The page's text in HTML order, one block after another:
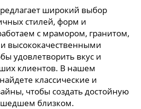
широкий выбор
стилей, форм и
с мрамором, гранитом,
высококачественными
удовлетворить вкус и
клиентов. В нашем
классические и
чтобы создать достойную
близком.